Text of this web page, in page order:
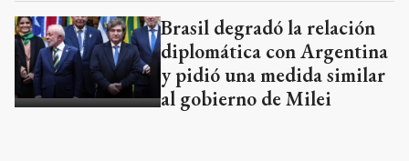
Brasil degradó la relación
diplomática con Argentina
y pidió una medida similar
al gobierno de Milei